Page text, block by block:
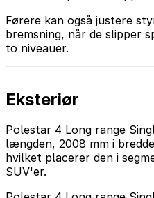
Førere kan også justere
bremsning, når de slipper
to niveauer.
Eksteriør
Polestar 4 Long range
længden, 2008 mm i
hvilket placerer den i
SUV'er.